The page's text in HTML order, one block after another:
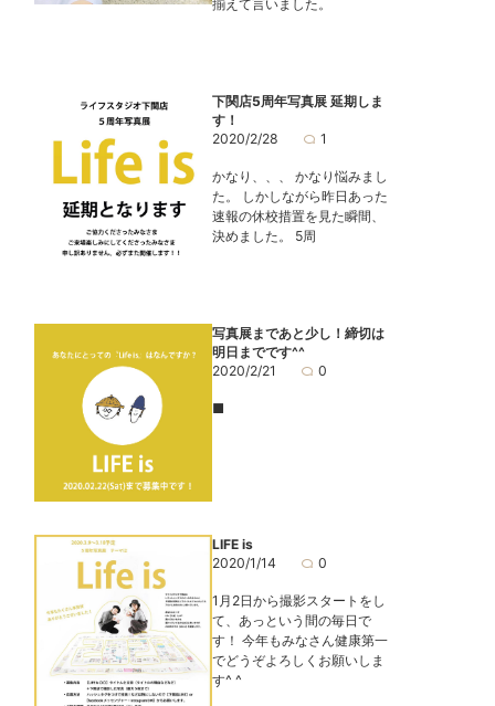
揃えて言いました。
下関店5周年写真展 延期しま
す！
2020/2/28
1
かなり、、、 かなり悩みまし
た。 しかしながら昨日あった
速報の休校措置を見た瞬間、
決めました。 5周
写真展まであと少し！締切は
明日までです^^
2020/2/21
0
■
LIFE is
2020/1/14
0
1月2日から撮影スタートをし
て、あっという間の毎日で
す！ 今年もみなさん健康第一
でどうぞよろしくお願いしま
す^ ^